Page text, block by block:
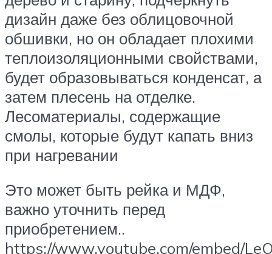
дизайн даже без облицовочной
обшивки, но он обладает плохими
теплоизоляционными свойствами,
будет образовываться конденсат, а
затем плесень на отделке.
Лесоматериалы, содержащие
смолы, которые будут капать вниз
при нагревании
Это может быть рейка и МДФ,
важно уточнить перед
приобретением..
https://www.youtube.com/embed/